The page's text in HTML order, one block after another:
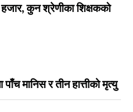
कुन श्रेणीका शिक्षकको
पाँच मानिस र तीन हात्तीको मृत्यु